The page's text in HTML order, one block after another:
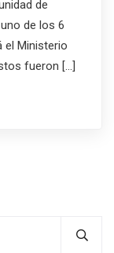
de
de los 6
el Ministerio
fueron […]